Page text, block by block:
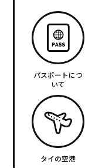
パスポートにつ
いて
タイの空港